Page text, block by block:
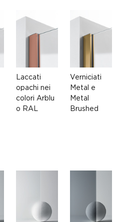
Laccati
opachi nei
colori Arblu
o RAL
Verniciati
Metal e
Metal
Brushed